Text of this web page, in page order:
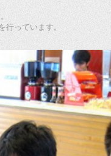
っています。